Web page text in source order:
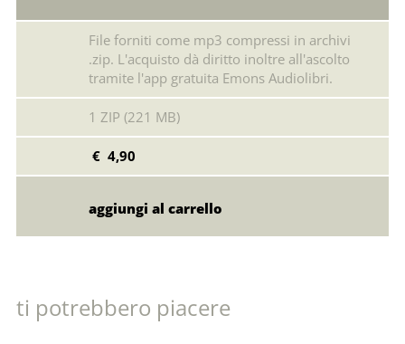
File forniti come mp3 compressi in archivi
.zip. L'acquisto dà diritto inoltre all'ascolto
tramite l'app gratuita Emons Audiolibri.
1 ZIP (221 MB)
€ 4,90
ti potrebbero piacere